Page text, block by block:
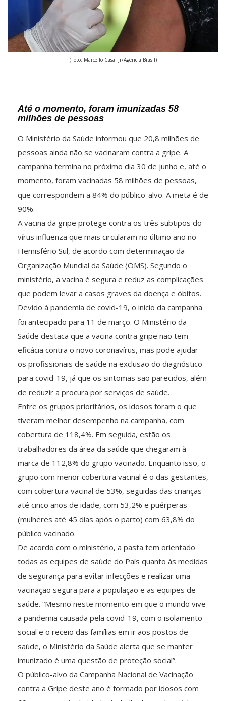
(Foto: Marcello Casal Jr/Agência Brasil)
Até o momento, foram imunizadas 58
milhões de pessoas
O Ministério da Saúde informou que 20,8 milhões de
pessoas ainda não se vacinaram contra a gripe. A
campanha termina no próximo dia 30 de junho e, até o
momento, foram vacinadas 58 milhões de pessoas,
que correspondem a 84% do público-alvo. A meta é de
90%.
A vacina da gripe protege contra os três subtipos do
vírus influenza que mais circularam no último ano no
Hemisfério Sul, de acordo com determinação da
Organização Mundial da Saúde (OMS). Segundo o
ministério, a vacina é segura e reduz as complicações
que podem levar a casos graves da doença e óbitos.
Devido à pandemia de covid-19, o início da campanha
foi antecipado para 11 de março. O Ministério da
Saúde destaca que a vacina contra gripe não tem
eficácia contra o novo coronavírus, mas pode ajudar
os profissionais de saúde na exclusão do diagnóstico
para covid-19, já que os sintomas são parecidos, além
de reduzir a procura por serviços de saúde.
Entre os grupos prioritários, os idosos foram o que
tiveram melhor desempenho na campanha, com
cobertura de 118,4%. Em seguida, estão os
trabalhadores da área da saúde que chegaram à
marca de 112,8% do grupo vacinado. Enquanto isso, o
grupo com menor cobertura vacinal é o das gestantes,
com cobertura vacinal de 53%, seguidas das crianças
até cinco anos de idade, com 53,2% e puérperas
(mulheres até 45 dias após o parto) com 63,8% do
público vacinado.
De acordo com o ministério, a pasta tem orientado
todas as equipes de saúde do País quanto às medidas
de segurança para evitar infecções e realizar uma
vacinação segura para a população e as equipes de
saúde. “Mesmo neste momento em que o mundo vive
a pandemia causada pela covid-19, com o isolamento
social e o receio das famílias em ir aos postos de
saúde, o Ministério da Saúde alerta que se manter
imunizado é uma questão de proteção social”.
O público-alvo da Campanha Nacional de Vacinação
contra a Gripe deste ano é formado por idosos com